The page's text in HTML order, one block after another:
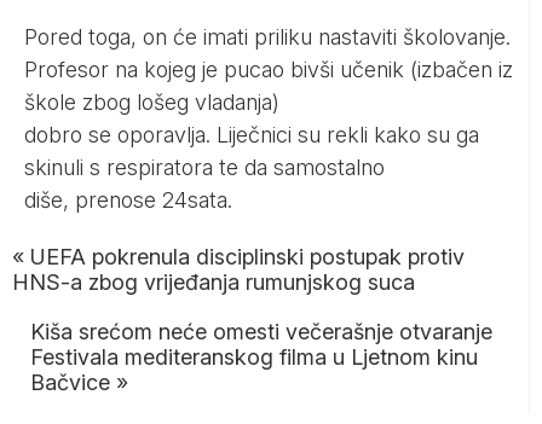
Pored toga, on će imati priliku nastaviti školovanje.
Profesor na kojeg je pucao bivši učenik (izbačen iz
škole zbog lošeg vladanja)
dobro se oporavlja. Liječnici su rekli kako su ga
skinuli s respiratora te da samostalno
diše, prenose 24sata.
« UEFA pokrenula disciplinski postupak protiv
HNS-a zbog vrijeđanja rumunjskog suca
Kiša srećom neće omesti večerašnje otvaranje
Festivala mediteranskog filma u Ljetnom kinu
Bačvice »